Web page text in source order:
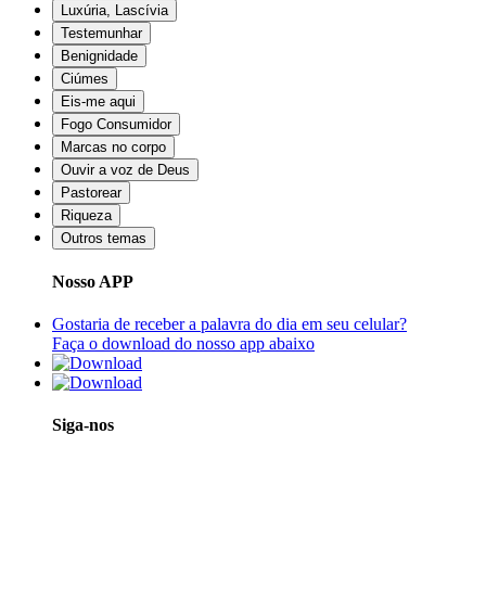
Luxúria, Lascívia
Testemunhar
Benignidade
Ciúmes
Eis-me aqui
Fogo Consumidor
Marcas no corpo
Ouvir a voz de Deus
Pastorear
Riqueza
Outros temas
Nosso APP
Gostaria de receber a palavra do dia em seu celular?
Faça o download do nosso app abaixo
Siga-nos